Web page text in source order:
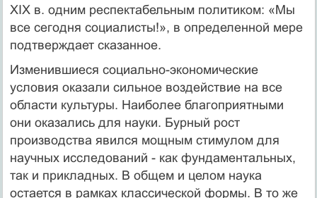
XIX в. одним респектабельным политиком: «Мы
все сегодня социалисты!», в определенной мере
подтверждает сказанное.
Изменившиеся социально-экономические
условия оказали сильное воздействие на все
области культуры. Наиболее благоприятными
они оказались для науки. Бурный рост
производства явился мощным стимулом для
научных исследований - как фундаментальных,
так и прикладных. В общем и целом наука
остается в рамках классической формы. В то же